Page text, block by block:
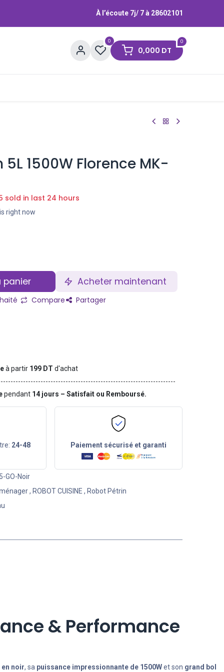
À l’écoute 7j/ 7 à 28602101
0 0
0,000 DT
5L 1500W Florence MK-
sold in last 24 hours
right now
panier Acheter maintenant
Compare Partager
à partir 199 DTd'achat
pendant 14 jours – Satisfait ou Remboursé.
24-48
Paiement sécurisé et garanti
GO-Noir
, ROBOT CUISINE , Robot Pétrin
& Performance
noir, sa puissance impressionnante de 1500Wet son grand bol